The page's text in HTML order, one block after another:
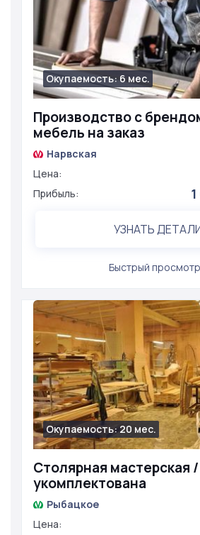
Производство с
мебель на заказ
Окупаемость: 6 мес.
Нарвская
Цена:
Прибыль:
УЗНАТЬ
Быстрый просмотр
Столярная мастерская
укомплектована
Окупаемость: 20 мес.
Рыбацкое
Цена: